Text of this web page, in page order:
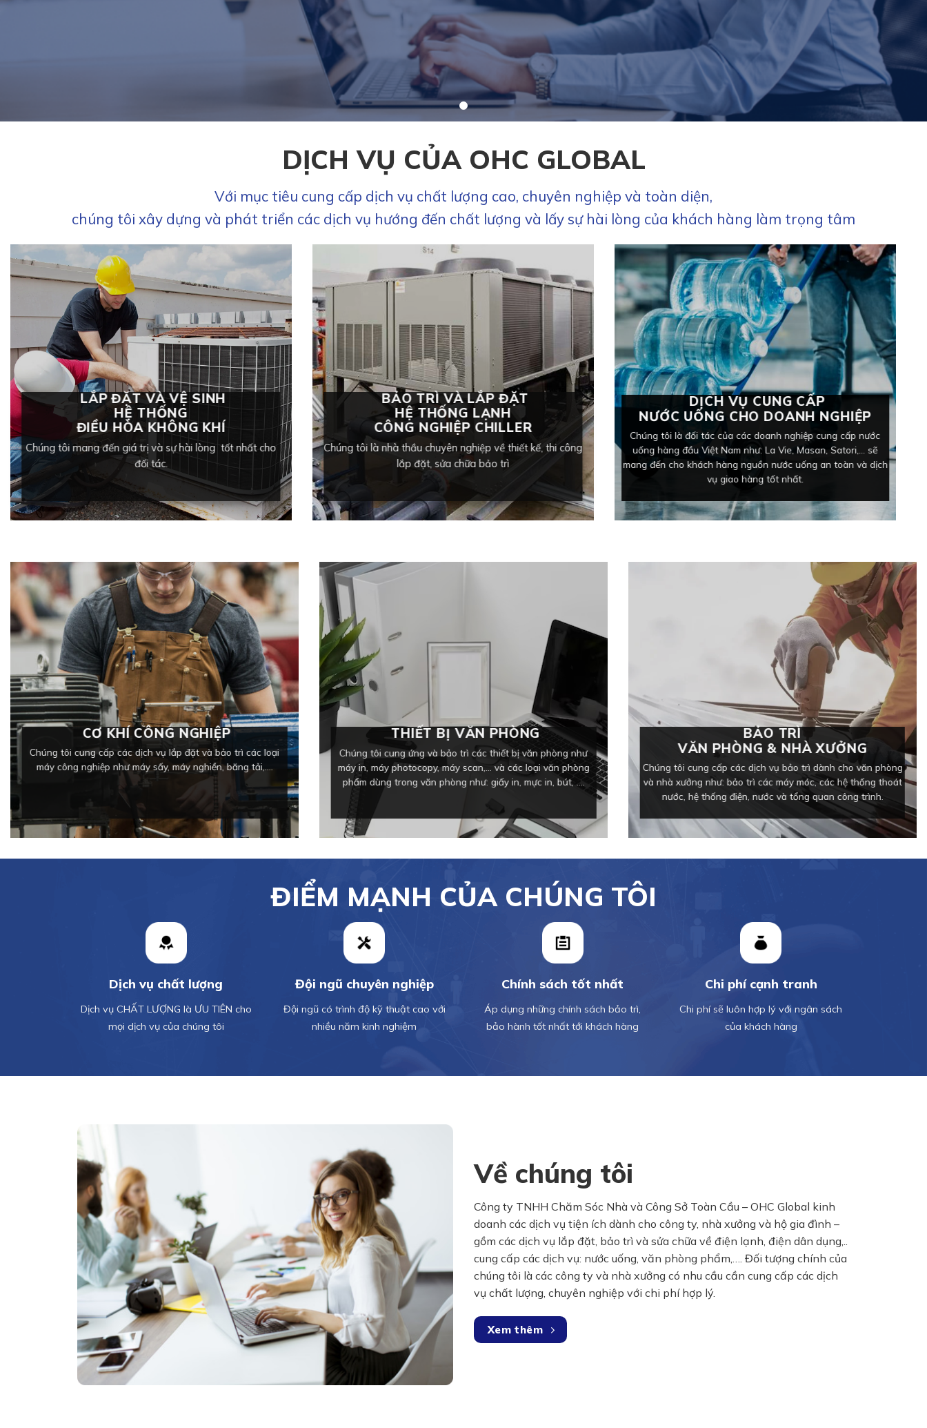
DỊCH VỤ CỦA OHC GLOBAL
Với mục tiêu cung cấp dịch vụ chất lượng cao, chuyên nghiệp và toàn diện,
chúng tôi xây dựng và phát triển các dịch vụ hướng đến chất lượng và lấy sự hài lòng của khách hàng làm trọng tâm
LẮP ĐẶT VÀ VỆ SINH
HỆ THỐNG
ĐIỀU HÒA KHÔNG KHÍ
Chúng tôi mang đến giá trị và sự hài lòng tốt nhất cho
đối tác.
BẢO TRÌ VÀ LẮP ĐẶT
HỆ THỐNG LẠNH
CÔNG NGHIỆP CHILLER
Chúng tôi là nhà thầu chuyên nghiệp về thiết kế, thi công
lắp đặt, sửa chữa bảo trì
DỊCH VỤ CUNG CẤP
NƯỚC UỐNG CHO DOANH NGHIỆP
Chúng tôi là đối tác của các doanh nghiệp cung cấp nước
uống hàng đầu Việt Nam như: La Vie, Masan, Satori,… sẽ
mang đến cho khách hàng nguồn nước uống an toàn và dịch
vụ giao hàng tốt nhất.
CƠ KHÍ CÔNG NGHIỆP
Chúng tôi cung cấp các dịch vụ lắp đặt và bảo trì các loại
máy công nghiệp như máy sấy, máy nghiền, băng tải,….
THIẾT BỊ VĂN PHÒNG
Chúng tôi cung ứng và bảo trì các thiết bị văn phòng như
máy in, máy photocopy, máy scan,… và các loại văn phòng
phẩm dùng trong văn phòng như: giấy in, mực in, bút, ….
BẢO TRÌ
VĂN PHÒNG & NHÀ XƯỞNG
Chúng tôi cung cấp các dịch vụ bảo trì dành cho văn phòng
và nhà xưởng như: bảo trì các máy móc, các hệ thống thoát
nước, hệ thống điện, nước và tổng quan công trình.
ĐIỂM MẠNH CỦA CHÚNG TÔI
Dịch vụ chất lượng
Dịch vụ CHẤT LƯỢNG là ƯU TIÊN cho
mọi dịch vụ của chúng tôi
Đội ngũ chuyên nghiệp
Đội ngũ có trình độ kỹ thuật cao với
nhiều năm kinh nghiệm
Chính sách tốt nhất
Áp dụng những chính sách bảo trì,
bảo hành tốt nhất tới khách hàng
Chi phí cạnh tranh
Chi phí sẽ luôn hợp lý với ngân sách
của khách hàng
Về chúng tôi
Công ty TNHH Chăm Sóc Nhà và Công Sở Toàn Cầu – OHC Global kinh
doanh các dịch vụ tiện ích dành cho công ty, nhà xưởng và hộ gia đình –
gồm các dịch vụ lắp đặt, bảo trì và sửa chữa về điện lạnh, điện dân dụng,..
cung cấp các dịch vụ: nước uống, văn phòng phẩm,…. Đối tượng chính của
chúng tôi là các công ty và nhà xưởng có nhu cầu cần cung cấp các dịch
vụ chất lượng, chuyên nghiệp với chi phí hợp lý.
Xem thêm